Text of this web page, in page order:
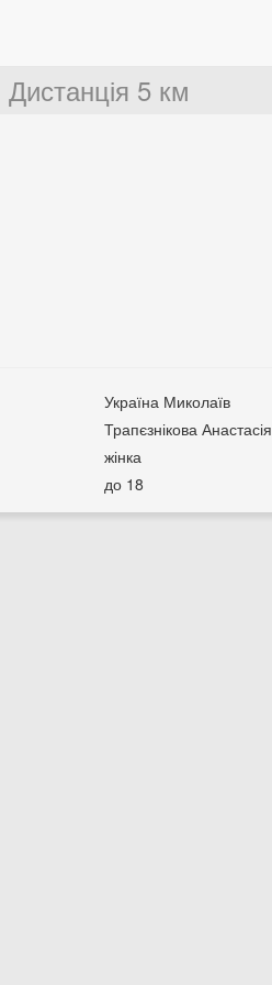
Дистанція 5 км
Україна Миколаїв
Трапєзнікова Анастасія
жінка
до 18